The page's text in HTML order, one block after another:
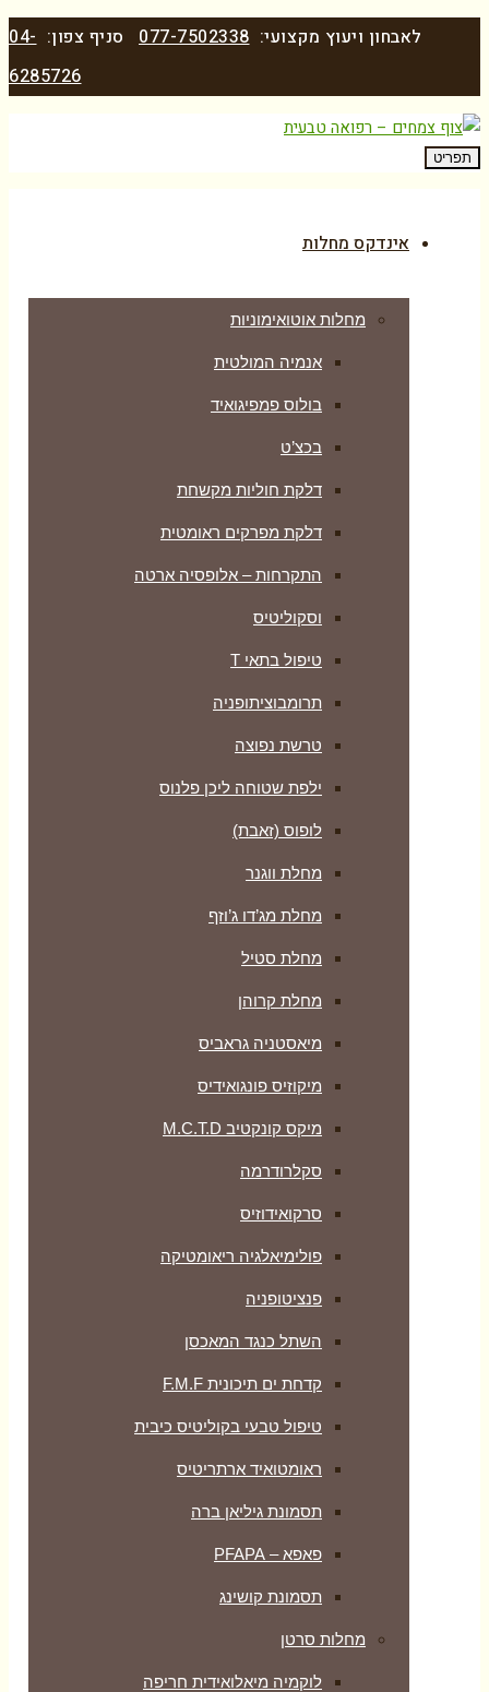
לאבחון ויעוץ מקצועי:077-7502338 סניף צפון:04-
6285726
תפריט
אינדקס מחלות
מחלות אוטואימוניות
אנמיה המולטית
בולוס פמפיגואיד
בכצ’ט
דלקת חוליות מקשחת
דלקת מפרקים ראומטית
התקרחות – אלופסיה ארטה
וסקוליטיס
טיפול בתאי T
תרומבוציתופניה
טרשת נפוצה
ילפת שטוחה ליכן פלנוס
לופוס (זאבת)
מחלת ווגנר
מחלת מג’דו ג’וזף
מחלת סטיל
מחלת קרוהן
מיאסטניה גראביס
מיקוזיס פונגואידיס
מיקס קונקטיב M.C.T.D
סקלרודרמה
סרקואידוזיס
פולימיאלגיה ריאומטיקה
‏פנציטופניה
השתל כנגד המאכסן
קדחת ים תיכונית F.M.F
טיפול טבעי בקוליטיס כיבית
ראומטואיד ארתריטיס
תסמונת גיליאן ברה
פאפא – PFAPA
תסמונת קושינג
מחלות סרטן
לוקמיה מיאלואידית חריפה